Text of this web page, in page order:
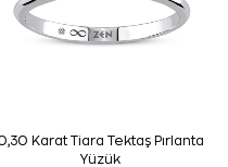
Karat Tiara Tektaş Pırlanta
Yüzük